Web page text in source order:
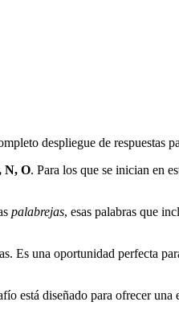
despliegue de respuestas
N, O. Para los que se inician en
palabrejas, esas palabras que
Es una oportunidad perfecta
está diseñado para ofrecer